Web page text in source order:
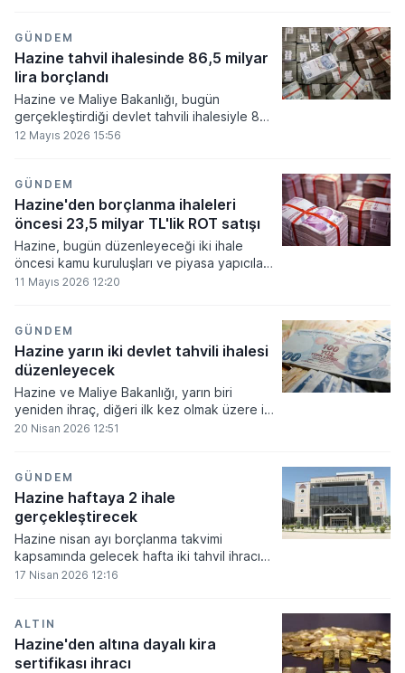
GÜNDEM
Hazine tahvil ihalesinde 86,5 milyar
lira borçlandı
Hazine ve Maliye Bakanlığı, bugün
gerçekleştirdiği devlet tahvili ihalesiyle 86
milyar 490,4 milyon lira borçlanmaya gitti.
12 Mayıs 2026 15:56
GÜNDEM
Hazine'den borçlanma ihaleleri
öncesi 23,5 milyar TL'lik ROT satışı
Hazine, bugün düzenleyeceği iki ihale
öncesi kamu kuruluşları ve piyasa yapıcılara
toplam 23,5 milyar TL rekabetçi olmayan
11 Mayıs 2026 12:20
GÜNDEM
Hazine yarın iki devlet tahvili ihalesi
düzenleyecek
Hazine ve Maliye Bakanlığı, yarın biri
yeniden ihraç, diğeri ilk kez olmak üzere iki
devlet tahvilini satışa sunacak.
20 Nisan 2026 12:51
GÜNDEM
Hazine haftaya 2 ihale
gerçekleştirecek
Hazine nisan ayı borçlanma takvimi
kapsamında gelecek hafta iki tahvil ihracı
gerçekleştirecek.
17 Nisan 2026 12:16
ALTIN
Hazine'den altına dayalı kira
sertifikası ihracı